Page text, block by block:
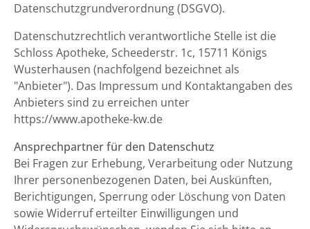
Datenschutzgrundverordnung (DSGVO).
Datenschutzrechtlich verantwortliche Stelle ist die
Schloss Apotheke, Scheederstr. 1c, 15711 Königs
Wusterhausen (nachfolgend bezeichnet als
"Anbieter"). Das Impressum und Kontaktangaben des
Anbieters sind zu erreichen unter
https://www.apotheke-kw.de
Ansprechpartner für den Datenschutz
Bei Fragen zur Erhebung, Verarbeitung oder Nutzung
Ihrer personenbezogenen Daten, bei Auskünften,
Berichtigungen, Sperrung oder Löschung von Daten
sowie Widerruf erteilter Einwilligungen und